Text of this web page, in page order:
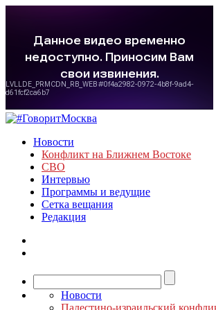
Новости
Конфликт на Ближнем Востоке
СВО
Интервью
Программы и ведущие
Сетка вещания
Редакция
Новости
Палестино-израильский